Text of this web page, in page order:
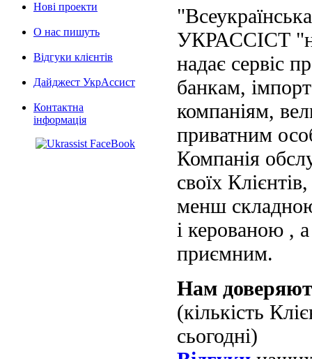
Нові проекти
О нас пишуть
Відгуки клієнтів
Дайджест УкрАссист
Контактна
інформація
УКРАССІСТ
надає сервіс
банкам,
компаніям,
приватним
Компанія
своїх
менш
і керованою ,
приємним.
Нам
(кількість
сьогодні)